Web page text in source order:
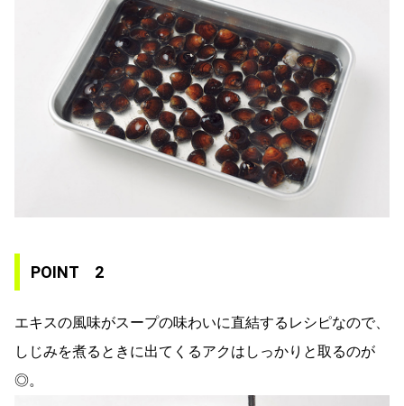
POINT 2
エキスの風味がスープの味わいに直結するレシピなので、
しじみを煮るときに出てくるアクはしっかりと取るのが
◎。